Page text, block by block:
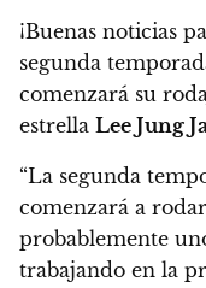
¡Buenas noticias
segunda
comenzará su
estrella Lee Jung
“La segunda
comenzará a
probablemente
trabajando en la